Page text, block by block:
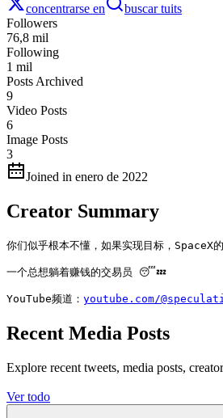
concentrarse en
buscar tuits
Followers
76,8 mil
Following
1 mil
Posts Archived
9
Video Posts
6
Image Posts
3
Joined in enero de 2022
Creator Summary
你们似乎根本不懂，如果实现目标，SpaceX
一个总想躺着赚钱的交易员 😴💤
YouTube频道： youtube.com/
Recent Media Posts
Explore recent tweets, media posts,
Ver todo